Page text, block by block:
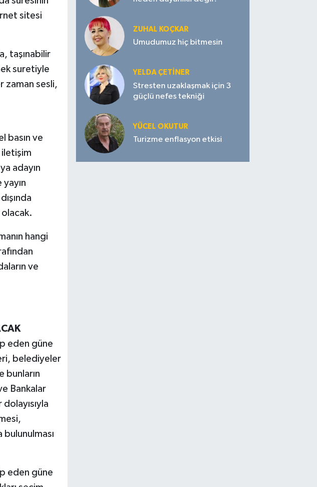
sitesi
taşınabilir
suretiyle
zaman sesli,
basın ve
iletişim
adayın
olacak.
hangi
ve
eden güne
belediyeler
bunların
Bankalar
eden güne
ZUHAL KOÇKAR
Umudumuz hiç bitmesin
YELDA ÇETİNER
Stresten uzaklaşmak için 3
güçlü nefes tekniği
YÜCEL OKUTUR
Turizme enflasyon etkisi